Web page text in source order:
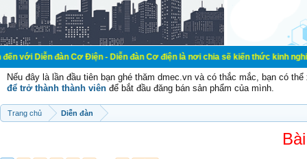
đàn Cơ Điện - Diễn đàn Cơ điện là nơi chia sẽ kiến thức kinh nghiệm
Nếu đây là lần đầu tiên bạn ghé thăm dmec.vn và có thắc mắc, bạn có
để trở thành thành viên để bắt đầu đăng bán sản phẩm của mình.
Trang chủ Diễn đàn